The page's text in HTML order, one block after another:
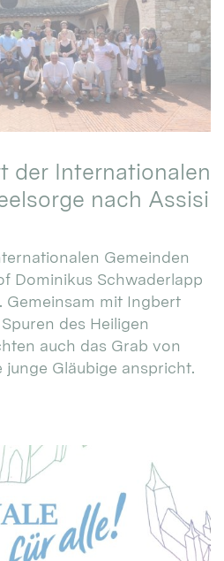
der Internationalen
nach Assisi
Gemeinden
Dominikus Schwaderlapp
Gemeinsam mit Ingbert
des Heiligen
auch das Grab von
junge Gläubige anspricht.